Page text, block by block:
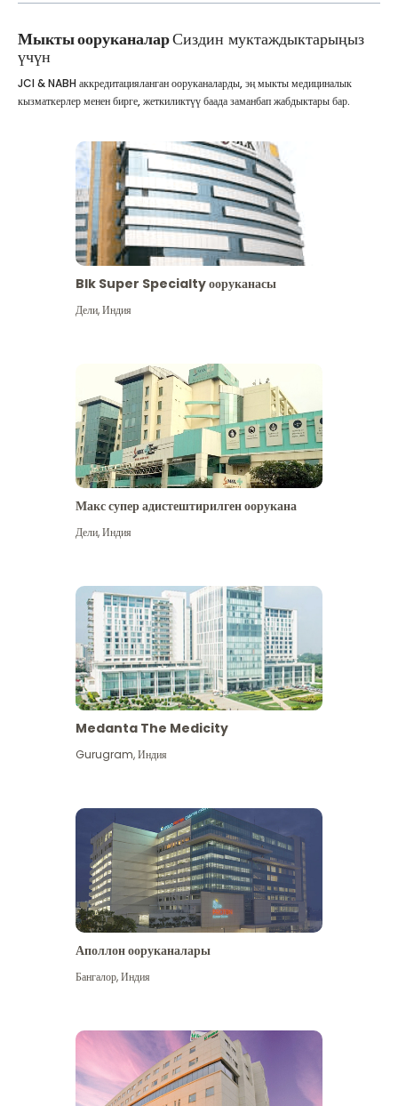
Мыкты ооруканаларСиздин муктаждыктарыңыз
үчүн
JCI & NABH аккредитацияланган ооруканаларды, эң мыкты медициналык
кызматкерлер менен бирге, жеткиликтүү баада заманбап жабдыктары бар.
Blk Super Specialty ооруканасы
Дели,Индия
Макс супер адистештирилген оорукана
Дели,Индия
Medanta The Medicity
Gurugram,Индия
Аполлон ооруканалары
Бангалор,Индия